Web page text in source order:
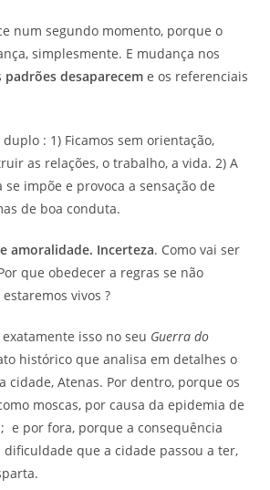
num segundo momento, porque o
simplesmente. E mudança nos
padrões desaparecem e os referenciais
: 1) Ficamos sem orientação,
as relações, o trabalho, a vida. 2) A
impõe e provoca a sensação de
de boa conduta.
amoralidade. Incerteza. Como vai ser
que obedecer a regras se não
vivos ?
isso no seu Guerra do
histórico que analisa em detalhes o
cidade, Atenas. Por dentro, porque os
moscas, por causa da epidemia de
e por fora, porque a consequência
que a cidade passou a ter,